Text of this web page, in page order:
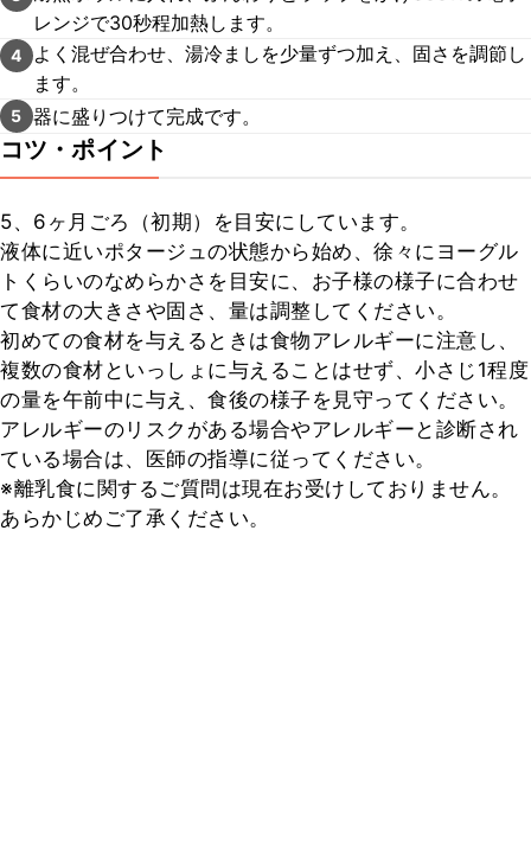
レンジで30秒程加熱します。
4
よく混ぜ合わせ、湯冷ましを少量ずつ加え、固さを調節し
ます。
5 器に盛りつけて完成です。
コツ・ポイント
5、6ヶ月ごろ（初期）を目安にしています。
液体に近いポタージュの状態から始め、徐々にヨーグル
トくらいのなめらかさを目安に、お子様の様子に合わせ
て食材の大きさや固さ、量は調整してください。
初めての食材を与えるときは食物アレルギーに注意し、
複数の食材といっしょに与えることはせず、小さじ1程度
の量を午前中に与え、食後の様子を見守ってください。
アレルギーのリスクがある場合やアレルギーと診断され
ている場合は、医師の指導に従ってください。
※離乳食に関するご質問は現在お受けしておりません。
あらかじめご了承ください。